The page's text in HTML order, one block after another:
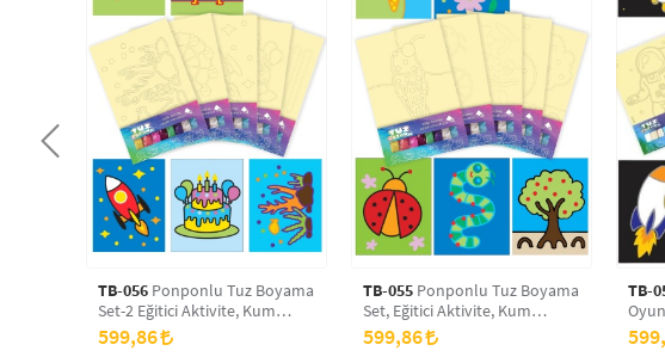
TB-056 Ponponlu Tuz Boyama
Set-2 Eğitici Aktivite, Kum
Boyama Oyunu
599,86
TB-055 Ponponlu Tuz Boyama
Set, Eğitici Aktivite, Kum
Boyama Oyunu
599,86
TB-
TB-